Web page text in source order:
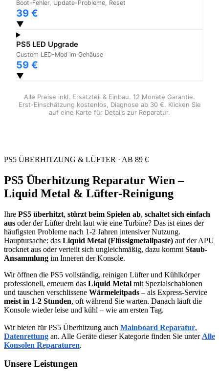
Boot-Fehler, Update-Probleme, Reset
39 €
▼
PS5 LED Upgrade
Custom LED-Mod im Gehäuse
59 €
▼
Alle Preise inkl. Ersatzteil & Einbau. 12 Monate Garantie.
Erst-Einschätzung kostenlos, Diagnose ab 30 €. Klicken Sie
auf eine Karte für Details zur Reparatur.
PS5 ÜBERHITZUNG & LÜFTER · AB 89 €
PS5 Überhitzung Reparatur Wien –
Liquid Metal & Lüfter-Reinigung
Ihre PS5 überhitzt, stürzt beim Spielen ab, schaltet sich einfach
aus oder der Lüfter dreht laut wie eine Turbine? Das ist eines der
häufigsten Probleme nach 1-2 Jahren intensiver Nutzung.
Hauptursache: das Liquid Metal (Flüssigmetallpaste) auf der APU
trocknet aus oder verteilt sich ungleichmäßig, dazu kommt Staub-
Ansammlung im Inneren der Konsole.
Wir öffnen die PS5 vollständig, reinigen Lüfter und Kühlkörper
professionell, erneuern das Liquid Metal mit Spezialschablonen
und tauschen verschlissene Wärmeleitpads – als Express-Service
meist in 1-2 Stunden, oft während Sie warten. Danach läuft die
Konsole wieder leise und kühl – wie am ersten Tag.
Wir bieten für PS5 Überhitzung auch Mainboard Reparatur,
Datenrettung an. Alle Geräte dieser Kategorie finden Sie unter Alle
Konsolen Reparaturen.
Unsere Leistungen